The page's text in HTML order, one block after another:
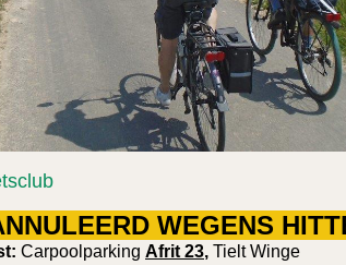
WEGENS
Carpoolparking Afrit 23, Tielt Winge